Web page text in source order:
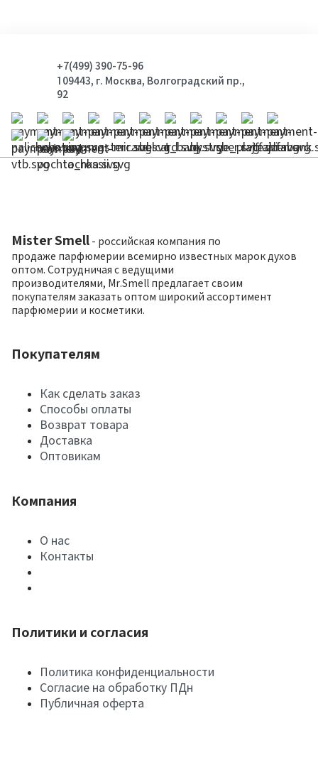
+7(499) 390-75-96
109443, г. Москва, Волгоградский пр.,
92
Mister Smell - российская компания по
продаже парфюмерии всемирно известных марок духов
оптом. Сотрудничая с ведущими
производителями, Mr.Smell предлагает своим
покупателям заказать оптом широкий ассортимент
парфюмерии и косметики.
Покупателям
Как сделать заказ
Способы оплаты
Возврат товара
Доставка
Оптовикам
Компания
О нас
Контакты
Политики и согласия
Политика конфиденциальности
Согласие на обработку ПДн
Публичная оферта